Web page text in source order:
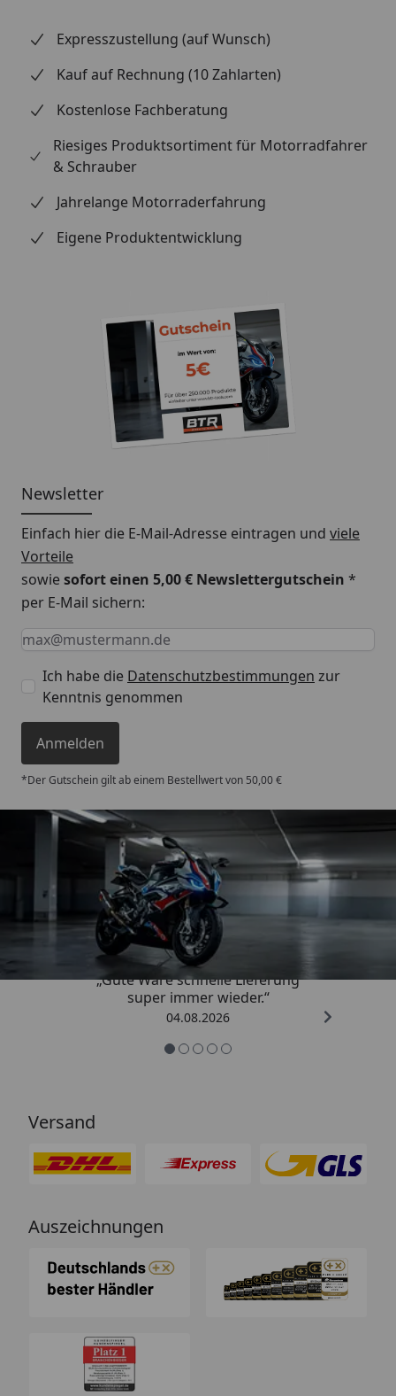
Fertigung in Europa sowie Erfahrung aus dem
professionellen Rennsport. Ob Straße / Alltag und
über die SBS-Anwendungsliste schnell heraus, ob
beim Bremsen auf die Erfahrung des dänischen
Spezialisten.
Expresszustellung (auf Wunsch)
Kauf auf Rechnung (10 Zahlarten)
Kostenlose Fachberatung
Riesiges Produktsortiment für Motorradfahrer
& Schrauber
Jahrelange Motorraderfahrung
Eigene Produktentwicklung
Newsletter
Einfach hier die E-Mail-Adresse eintragen und viele
Vorteile
sowiesofort einen 5,00 € Newslettergutschein *
per E-Mail sichern:
Keine Eingabe erforderlich
Eingabe erforderlich
E-Mail *
Ich habe die Datenschutzbestimmungen zur
Kenntnis genommen
Anmelden
*Der Gutschein gilt ab einem Bestellwert von 50,00 €
Trusted Shops
4,85/ 5
„Gute Ware schnelle Lieferung
super immer wieder.“
04.08.2026
Versand
Auszeichnungen